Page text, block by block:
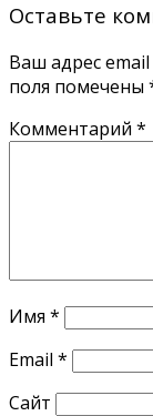
Оставьте
Ваш адрес
поля помечены
Комментарий *
Имя *
Email *
Сайт